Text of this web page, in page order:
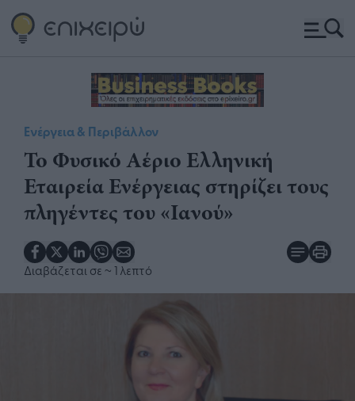
Ενέργεια & Περιβάλλον
​Το Φυσικό Αέριο Ελληνική
Εταιρεία Ενέργειας στηρίζει τους
πληγέντες του «Ιανού»​
Διαβάζεται σε ~ 1 λεπτό